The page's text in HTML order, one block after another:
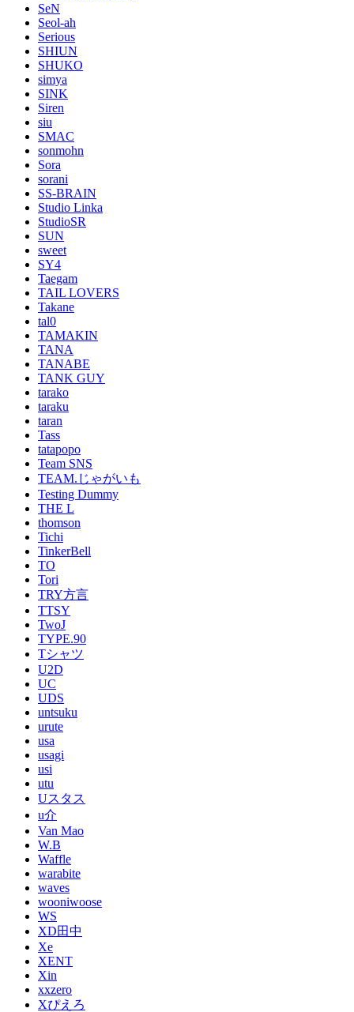
SeN
Seol-ah
Serious
SHIUN
SHUKO
simya
SINK
Siren
siu
SMAC
sonmohn
Sora
sorani
SS-BRAIN
Studio Linka
StudioSR
SUN
sweet
SY4
Taegam
TAIL LOVERS
Takane
tal0
TAMAKIN
TANA
TANABE
TANK GUY
tarako
taraku
taran
Tass
tatapopo
Team SNS
TEAM.じゃがいも
Testing Dummy
THE L
thomson
Tichi
TinkerBell
TO
Tori
TRY方言
TTSY
TwoJ
TYPE.90
Tシャツ
U2D
UC
UDS
untsuku
urute
usa
usagi
usi
utu
Uスタス
u介
Van Mao
W.B
Waffle
warabite
waves
wooniwoose
WS
XD田中
Xe
XENT
Xin
xxzero
Xぴえろ